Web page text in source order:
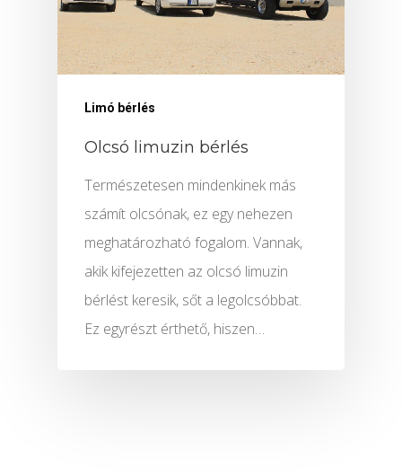
Limó bérlés
Olcsó limuzin bérlés
Természetesen mindenkinek más
számít olcsónak, ez egy nehezen
meghatározható fogalom. Vannak,
akik kifejezetten az olcsó limuzin
bérlést keresik, sőt a legolcsóbbat.
Ez egyrészt érthető, hiszen…
Limo Rental
Airport
Szolgáltatások
Limuzin Bérlés Partira
Limuzin Bérlés
Limuzin Bérlés
Részletek
ÁRAK
Rendelés
Kapcsolat
Email
Telefonszám: +3620 319